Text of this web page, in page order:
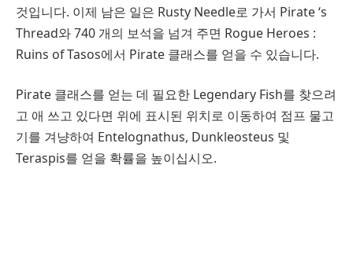
것입니다. 이제 남은 일은 Rusty Needle로 가서 Pirate ‘s
Thread와 740 개의 보석을 넘겨 주면 Rogue Heroes :
Ruins of Tasos에서 Pirate 클래스를 얻을 수 있습니다.
Pirate 클래스를 얻는 데 필요한 Legendary Fish를 찾으려
고 애 쓰고 있다면 위에 표시된 위치로 이동하여 점프 물고
기를 겨냥하여 Entelognathus, Dunkleosteus 및
Teraspis를 얻을 확률을 높이십시오.